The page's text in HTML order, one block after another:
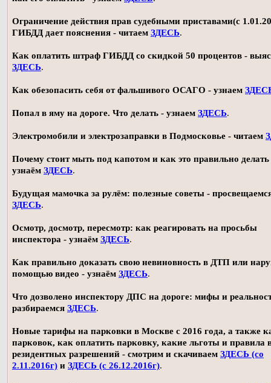
Ограничение действия прав судебными приставами(с
ГИБДД дает пояснения - читаем ЗДЕСЬ.
Как оплатить штраф ГИБДД со скидкой 50 процентов -
ЗДЕСЬ.
Как обезопасить себя от фальшивого ОСАГО - узнаем
Попал в яму на дороге. Что делать - узнаем ЗДЕСЬ.
Электромобили и электрозаправки в Подмосковье - читаем
Почему стоит мыть под капотом и как это правильно делать
узнаём ЗДЕСЬ.
Будущая мамочка за рулём: полезные советы -
ЗДЕСЬ.
Осмотр, досмотр, пересмотр: как реагировать на просьбы
инспектора - узнаём ЗДЕСЬ.
Как правильно доказать свою невиновность в ДТП или
помощью видео - узнаём ЗДЕСЬ.
Что дозволено инспектору ДПС на дороге: мифы и
разбираемся ЗДЕСЬ.
Новые тарифы на парковки в Москве с 2016 года, а также
парковок, как оплатить парковку, какие льготы и правила
резидентных разрешений - смотрим и скачиваем ЗДЕСЬ (со
2.11.2016г) и ЗДЕСЬ (с 26.12.2016г).